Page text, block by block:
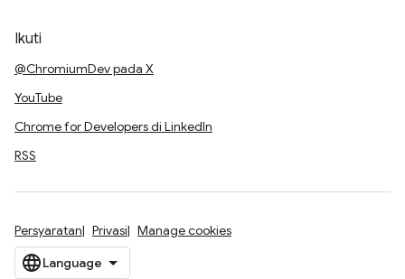
Ikuti
@ChromiumDev pada X
YouTube
Chrome for Developers di LinkedIn
RSS
Persyaratan Privasi Manage cookies